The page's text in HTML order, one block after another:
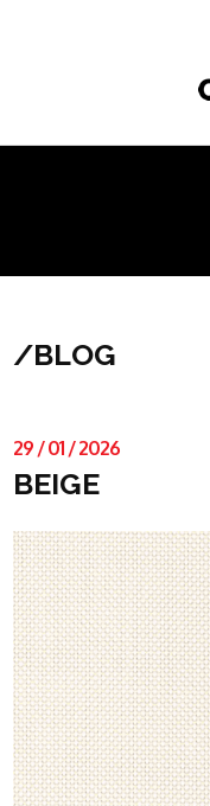
/BLOG
29 /01 /2026
BEIGE